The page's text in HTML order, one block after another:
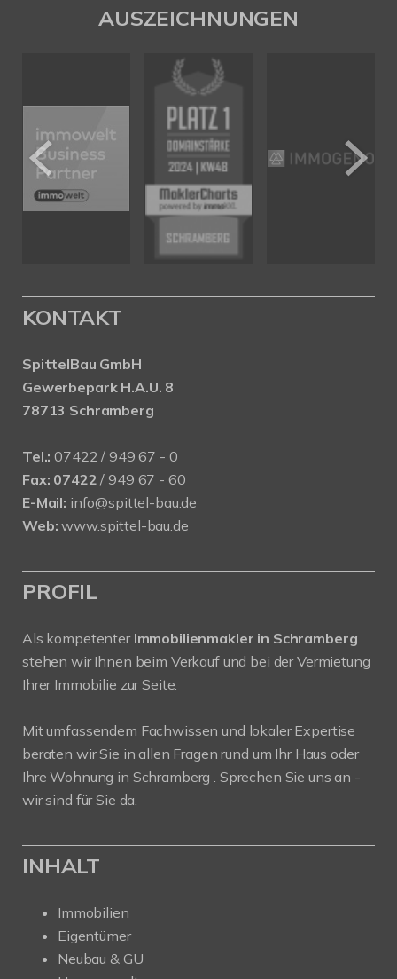
AUSZEICHNUNGEN
KONTAKT
SpittelBau GmbH
Gewerbepark H.A.U. 8
78713 Schramberg
Tel.: 07422 / 949 67 - 0
Fax: 07422 / 949 67 - 60
E-Mail: info@spittel-bau.de
Web: www.spittel-bau.de
PROFIL
Als kompetenter Immobilienmakler in Schramberg
stehen wir Ihnen beim Verkauf und bei der Vermietung
Ihrer Immobilie zur Seite.
Mit umfassendem Fachwissen und lokaler Expertise
beraten wir Sie in allen Fragen rund um Ihr Haus oder
Ihre Wohnung in Schramberg . Sprechen Sie uns an -
wir sind für Sie da.
INHALT
Immobilien
Eigentümer
Neubau & GU